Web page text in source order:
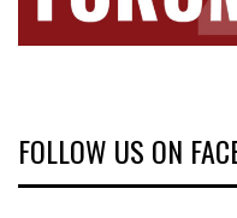
FOLLOW US ON